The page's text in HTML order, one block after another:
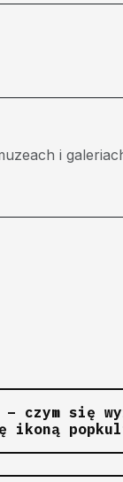
i
– czym się
ikoną